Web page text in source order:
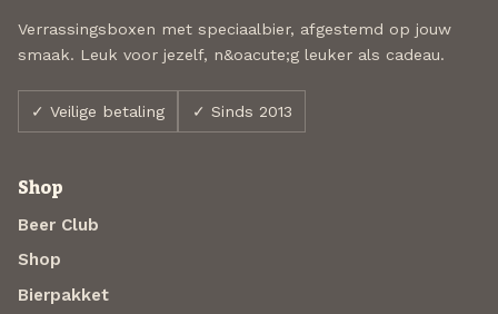
Verrassingsboxen met speciaalbier, afgestemd op jouw
smaak. Leuk voor jezelf, n&oacute;g leuker als cadeau.
✓ Veilige betaling ✓ Sinds 2013
Shop
Beer Club
Shop
Bierpakket